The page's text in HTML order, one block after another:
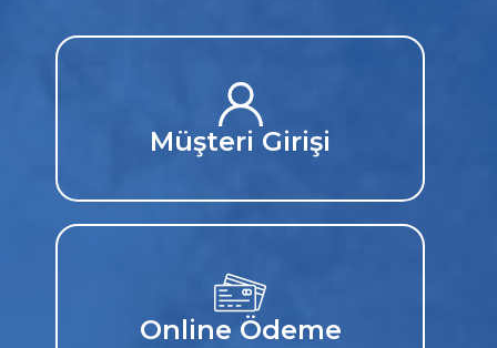
Müşteri Girişi
Online Ödeme